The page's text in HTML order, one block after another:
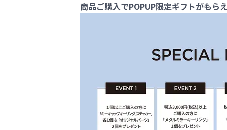
商品ご購入でPOPUP限定ギフトがもら